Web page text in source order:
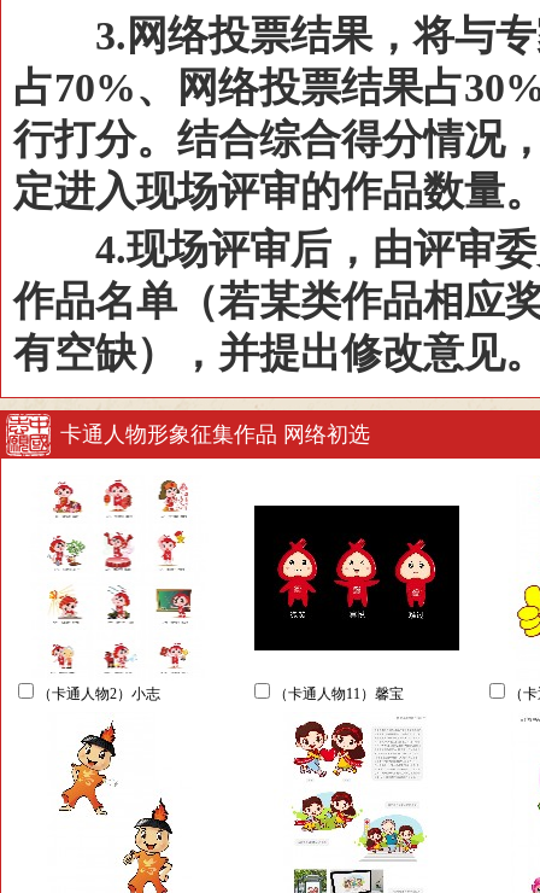
3.网络投票结果，将与专
占70%、网络投票结果占
行打分。结合综合得分情况
定进入现场评审的作品数量
4.现场评审后，由评审委
作品名单（若某类作品相应
有空缺），并提出修改意见
卡通人物形象征集作品 网络初选
（卡通人物2）小志 （卡通人物11）馨宝 （